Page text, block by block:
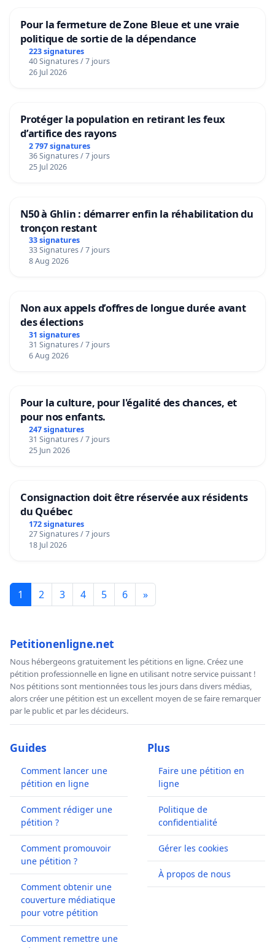
Pour la fermeture de Zone Bleue et une vraie
politique de sortie de la dépendance
223 signatures
40 Signatures / 7 jours
26 Jul 2026
Protéger la population en retirant les feux
d’artifice des rayons
2 797 signatures
36 Signatures / 7 jours
25 Jul 2026
N50 à Ghlin : démarrer enfin la réhabilitation du
tronçon restant
33 signatures
33 Signatures / 7 jours
8 Aug 2026
Non aux appels d’offres de longue durée avant
des élections
31 signatures
31 Signatures / 7 jours
6 Aug 2026
Pour la culture, pour l'égalité des chances, et
pour nos enfants.
247 signatures
31 Signatures / 7 jours
25 Jun 2026
Consignaction doit être réservée aux résidents
du Québec
172 signatures
27 Signatures / 7 jours
18 Jul 2026
1 2 3 4 5 6 »
Petitionenligne.net
Nous hébergeons gratuitement les pétitions en ligne. Créez une
pétition professionnelle en ligne en utilisant notre service puissant !
Nos pétitions sont mentionnées tous les jours dans divers médias,
alors créer une pétition est un excellent moyen de se faire remarquer
par le public et par les décideurs.
Guides
Comment lancer une
pétition en ligne
Comment rédiger une
pétition ?
Comment promouvoir
une pétition ?
Comment obtenir une
couverture médiatique
pour votre pétition
Comment remettre une
Plus
Faire une pétition en
ligne
Politique de
confidentialité
Gérer les cookies
À propos de nous